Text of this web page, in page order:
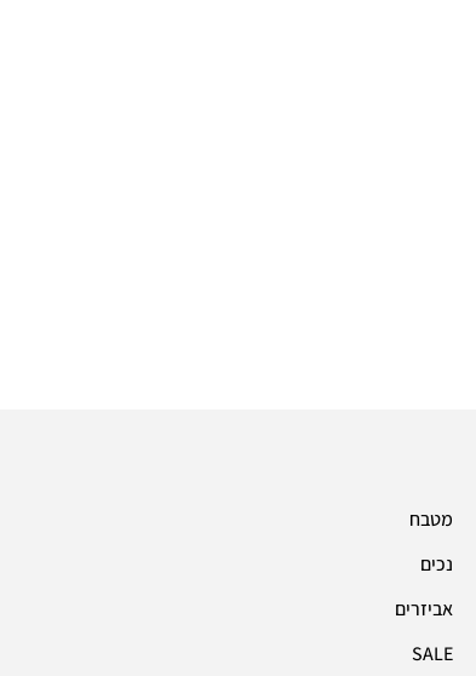
מטבח
נכים
אביזרים
SALE